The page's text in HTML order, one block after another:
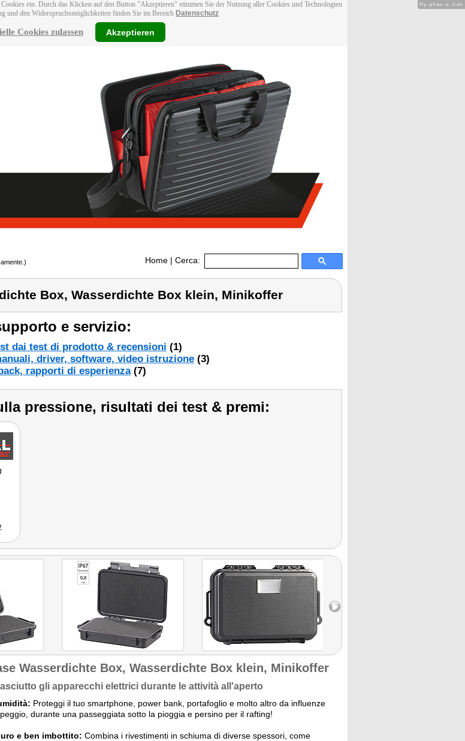
ein. Durch das Klicken auf den Button "Akzeptieren" stimmen Sie der Nutzung aller Cookies und Technologien
und den Widerspruchsmöglichkeiten finden Sie im Bereich Datenschutz
Cookies zulassen Akzeptieren
Home | Cerca:
Box, Wasserdichte Box klein, Minikoffer
e servizio:
dai test di prodotto & recensioni (1)
driver, software, video istruzione (3)
rapporti di esperienza(7)
pressione, risultati dei test & premi:
Wasserdichte Box, Wasserdichte Box klein, Minikoffer
gli apparecchi elettrici durante le attività all'aperto
Proteggi il tuo smartphone, power bank, portafoglio e molto altro da influenze
durante una passeggiata sotto la pioggia e persino per il rafting!
e ben imbottito: Combina i rivestimenti in schiuma di diverse spessori, come
Hy-phen-a-tion